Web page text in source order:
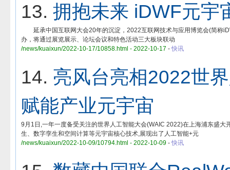
13. 拥抱未来 iDWF元宇
延承中国互联网大会20年的沉淀，2022互联网技术与应用博览会(简称
办，将通过展览展示、论坛会议和特色活动三大板块联动
/news/kuaixun/2022-10-17/10858.html - 2022-10-17 - 快讯
14. 亮风台亮相2022世
赋能产业元宇宙
9月1日,一年一度备受关注的世界人工智能大会(WAIC 2022)在上海浦东盛大
生、数字孪生和空间计算等元宇宙核心技术,展现出了人工智能+元
/news/kuaixun/2022-10-09/10794.html - 2022-10-09 - 快讯